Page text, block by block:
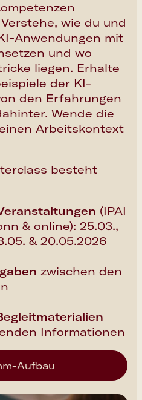
wie du und
Anwendungen mit
und wo
liegen. Erhalte
der KI-
den Erfahrungen
Wende die
Arbeitskontext
besteht
(IPAI
& online): 25.03.,
& 20.05.2026
zwischen den
Informationen
Aufbau